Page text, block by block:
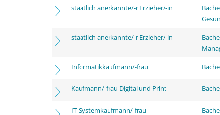
staatlich anerkannte/-r Erzieher/-in
staatlich anerkannte/-r Erzieher/-in
Informatikkaufmann/-frau
Kaufmann/-frau Digital und Print
IT-Systemkaufmann/-frau